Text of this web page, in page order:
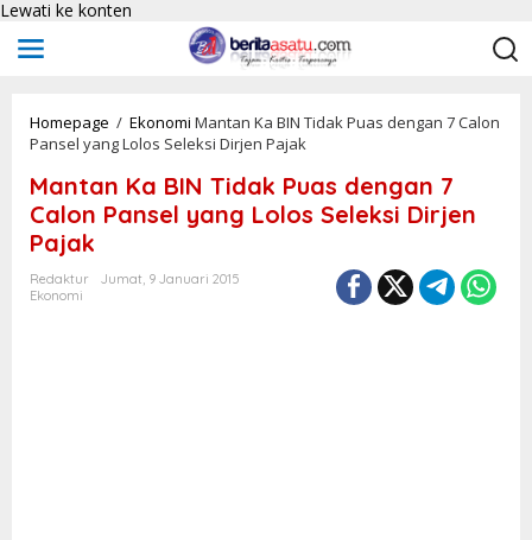
Lewati ke konten
Homepage / Ekonomi Mantan Ka BIN Tidak Puas dengan 7 Calon
Pansel yang Lolos Seleksi Dirjen Pajak
Mantan Ka BIN Tidak Puas dengan 7
Calon Pansel yang Lolos Seleksi Dirjen
Pajak
Redaktur
Jumat, 9 Januari 2015
Ekonomi